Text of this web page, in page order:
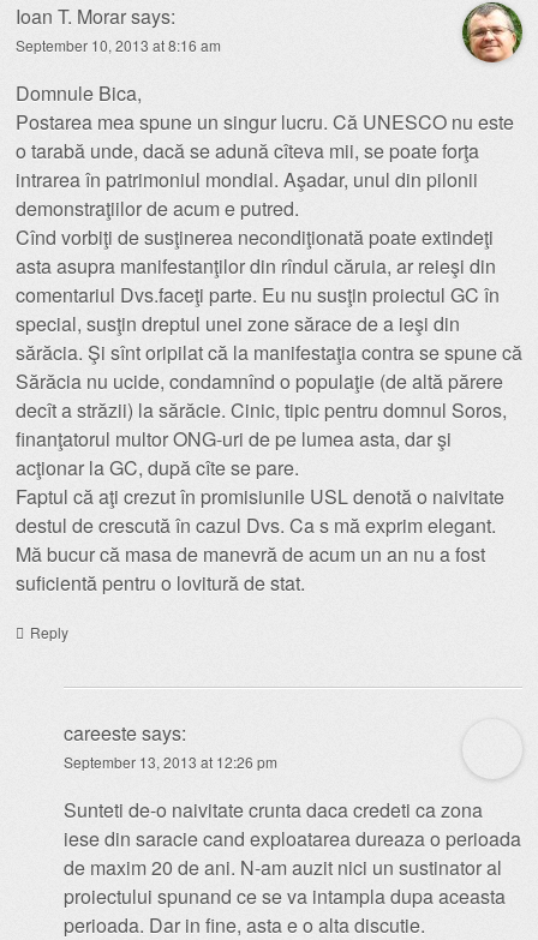
Ioan T. Morarsays:
September 10, 2013 at 8:16 am
Domnule Bica,
Postarea mea spune un singur lucru. Că UNESCO nu este
o tarabă unde, dacă se adună cîteva mii, se poate forţa
intrarea în patrimoniul mondial. Aşadar, unul din pilonii
demonstraţiilor de acum e putred.
Cînd vorbiţi de susţinerea necondiţionată poate extindeţi
asta asupra manifestanţilor din rîndul căruia, ar reieşi din
comentariul Dvs.faceţi parte. Eu nu susţin proiectul GC în
special, susţin dreptul unei zone sărace de a ieşi din
sărăcia. Şi sînt oripilat că la manifestaţia contra se spune că
Sărăcia nu ucide, condamnînd o populaţie (de altă părere
decît a străzii) la sărăcie. Cinic, tipic pentru domnul Soros,
finanţatorul multor ONG-uri de pe lumea asta, dar şi
acţionar la GC, după cîte se pare.
Faptul că aţi crezut în promisiunile USL denotă o naivitate
destul de crescută în cazul Dvs. Ca s mă exprim elegant.
Mă bucur că masa de manevră de acum un an nu a fost
suficientă pentru o lovitură de stat.
Reply
careestesays:
September 13, 2013 at 12:26 pm
Sunteti de-o naivitate crunta daca credeti ca zona
iese din saracie cand exploatarea dureaza o perioada
de maxim 20 de ani. N-am auzit nici un sustinator al
proiectului spunand ce se va intampla dupa aceasta
perioada. Dar in fine, asta e o alta discutie.